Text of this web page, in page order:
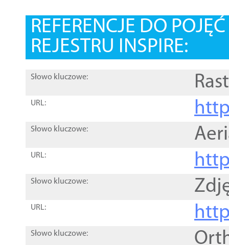
REFERENCJE DO
REJESTRU INSPIRE:
Słowo kluczowe:
URL:
Słowo kluczowe:
URL:
Słowo kluczowe:
URL:
Słowo kluczowe: